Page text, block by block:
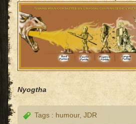
Nyogtha
Tags : humour, JDR